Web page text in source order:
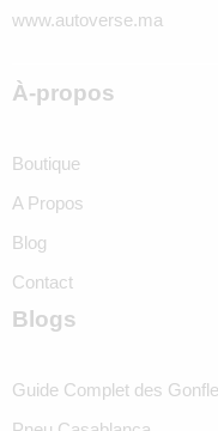
www.autoverse.ma
À-propos
Boutique
A Propos
Blog
Contact
Blogs
Guide Complet des